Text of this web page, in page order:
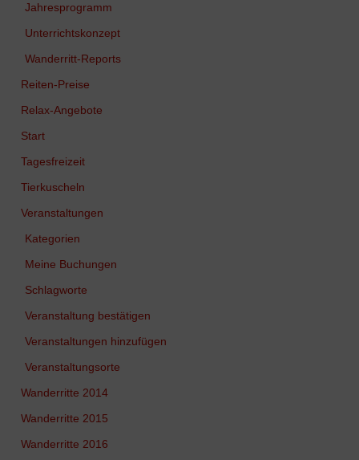
Jahresprogramm
Unterrichtskonzept
Wanderritt-Reports
Reiten-Preise
Relax-Angebote
Start
Tagesfreizeit
Tierkuscheln
Veranstaltungen
Kategorien
Meine Buchungen
Schlagworte
Veranstaltung bestätigen
Veranstaltungen hinzufügen
Veranstaltungsorte
Wanderritte 2014
Wanderritte 2015
Wanderritte 2016